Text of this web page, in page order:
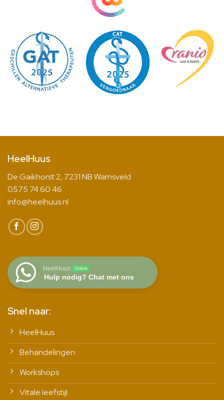
HeelHuus
De Gaikhorst 2, 7231 NB Warnsveld
0575 74 60 46
info@heelhuus.nl
HeelHuus Online
Hulp nodig? Chat met ons
Snel naar:
HeelHuus
Behandelingen
Workshops
Vitale leefstijl